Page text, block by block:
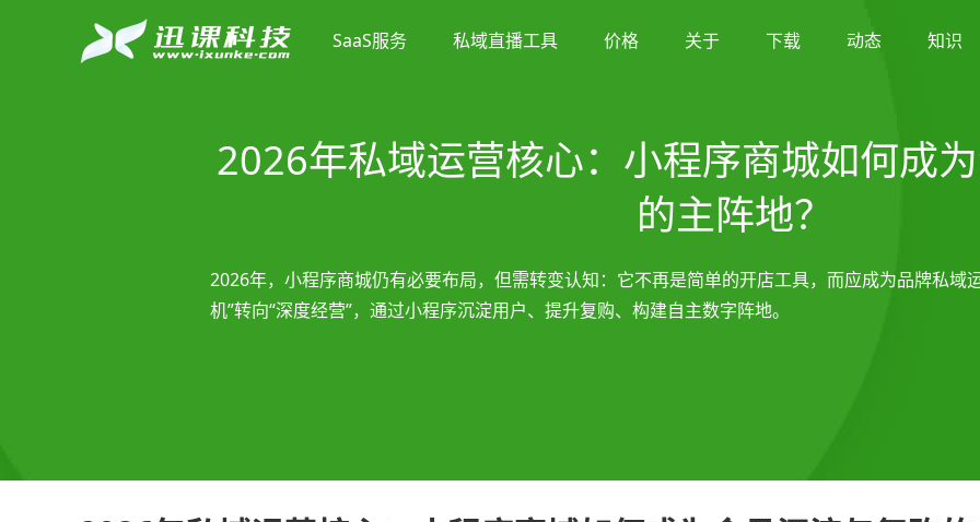
SaaS服务 私域直播工具 价格 关于 下载 动态 知识
2026年私域运营核心：小程序商城如何成
的主阵地？
2026年，小程序商城仍有必要布局，但需转变认知：它不再是简单的开店工具，而应成为品牌私域
机”转向“深度经营”，通过小程序沉淀用户、提升复购、构建自主数字阵地。